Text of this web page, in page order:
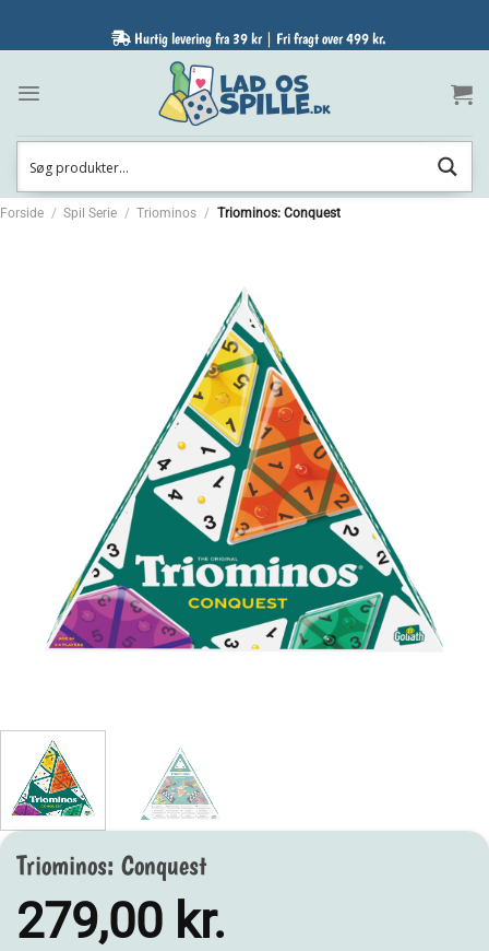
Hurtig levering fra 39 kr | Fri fragt over 499 kr.
Forside / Spil Serie / Triominos / Triominos: Conquest
Triominos: Conquest
279,00 kr.